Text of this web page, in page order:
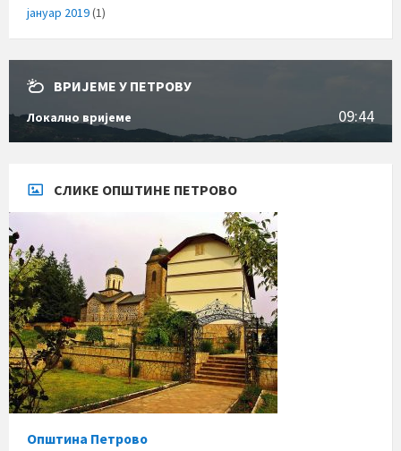
јануар 2019(1)
ВРИЈЕМЕ У ПЕТРОВУ
Локално вријеме 09:44
СЛИКЕ ОПШТИНЕ ПЕТРОВО
Општина Петрово